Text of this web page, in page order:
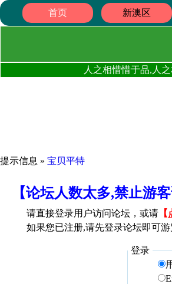
首页 新澳区
人之相惜惜于品,人
提示信息 » 宝贝平特
【论坛人数太多,禁止游
请直接登录用户访问论坛，或请 【
如果您已注册,请先登录论坛即可游
登录